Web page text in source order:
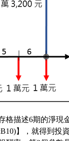
格描述6期的淨現
】，就得到投